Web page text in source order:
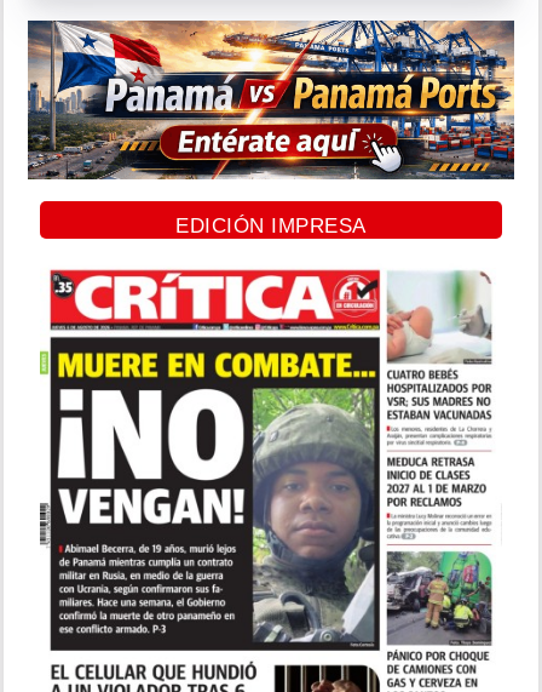
EDICIÓN IMPRESA